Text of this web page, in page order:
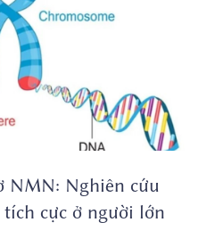
động đến đường ruột như
phục hồi ruột lão hóa hay
cấp cho bạn góc nhìn
cứu khoa học trực quan.
NMN: Nghiên cứu
cực ở người lớn